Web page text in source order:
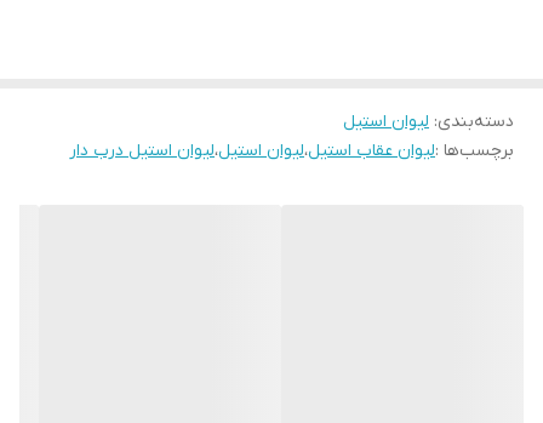
دسته‌بندی: لیوان استیل
برچسب‌ها :لیوان عقاب استیل،لیوان استیل،لیوان استیل درب دار